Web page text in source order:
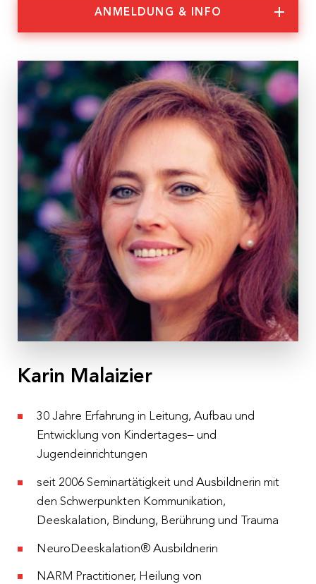
Nachhaltigkeit
ANMELDUNG & INFO
Anmeldung & Informationen
Veranstaltungs-ID
Bindung Online 13/24
Dauer
2 Tage
Termine
Mo, 08.01.2024, 9:00 – 17:00 Uhr
Di, 09.01.2024, 9:00 – 17:00 Uhr
Ort
Online-Gruppentreffen auf Zoom
Kosten
Anmeldeschluss
25.12.2023
Karin Malaizier
30 Jahre Erfahrung in Leitung, Aufbau und
Entwicklung von Kindertages– und
Jugendeinrichtungen
seit 2006 Seminartätigkeit und Ausbildnerin mit
den Schwerpunkten Kommunikation,
Deeskalation, Bindung, Berührung und Trauma
NeuroDeeskalation® Ausbildnerin
NARM Practitioner, Heilung von